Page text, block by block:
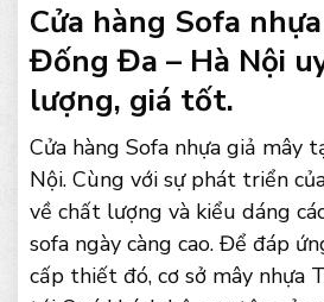
Cửa hàng Sofa
Đống Đa – Hà Nội
lượng, giá tốt.
Cửa hàng Sofa nhựa giả mây
Nội. Cùng với sự phát triển
về chất lượng và kiểu dáng
sofa ngày càng cao. Để đáp
cấp thiết đó, cơ sở mây nhựa